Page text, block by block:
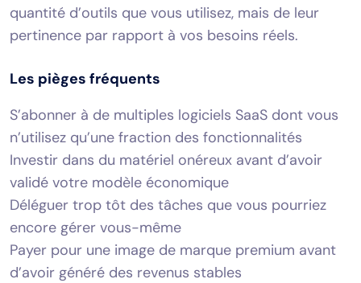
quantité d’outils que vous utilisez, mais de leur
pertinence par rapport à vos besoins réels.
Les pièges fréquents
S’abonner à de multiples logiciels SaaS dont vous
n’utilisez qu’une fraction des fonctionnalités
Investir dans du matériel onéreux avant d’avoir
validé votre modèle économique
Déléguer trop tôt des tâches que vous pourriez
encore gérer vous-même
Payer pour une image de marque premium avant
d’avoir généré des revenus stables